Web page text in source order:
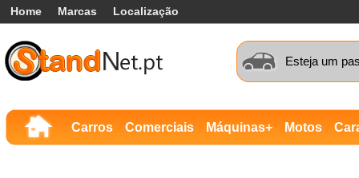
Home Marcas Localização
Esteja um
Carros Comerciais Máquinas+ Motos